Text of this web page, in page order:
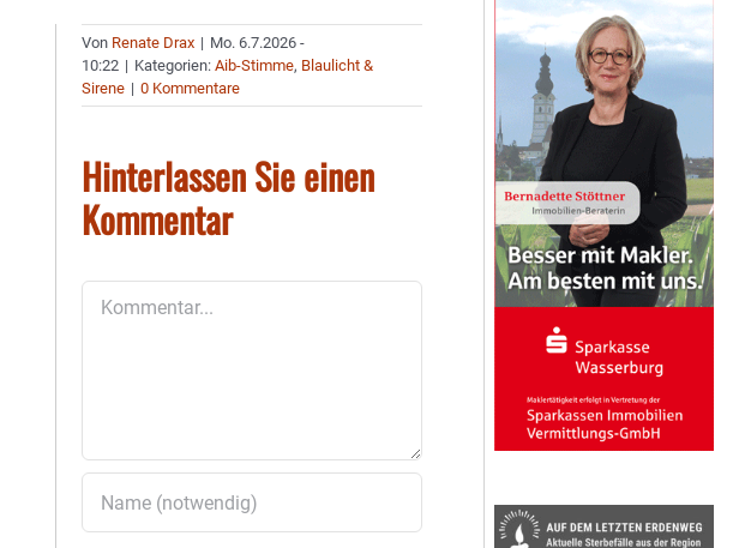
Von Renate Drax | Mo. 6.7.2026 -
10:22 | Kategorien:Aib-Stimme, Blaulicht &
Sirene | 0 Kommentare
Hinterlassen Sie einen
Kommentar